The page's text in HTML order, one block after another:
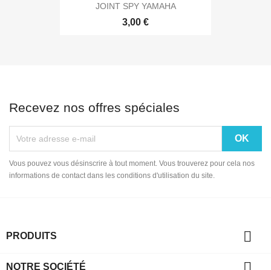
JOINT SPY YAMAHA
3,00 €
Recevez nos offres spéciales
Vous pouvez vous désinscrire à tout moment. Vous trouverez pour cela nos
informations de contact dans les conditions d'utilisation du site.
PRODUITS 
NOTRE SOCIÉTÉ